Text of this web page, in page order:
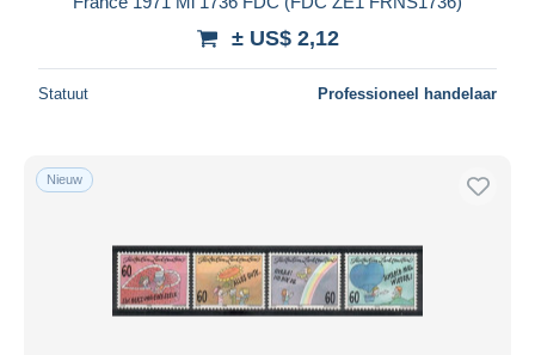
± US$ 2,12
Statuut Professioneel handelaar
Nieuw